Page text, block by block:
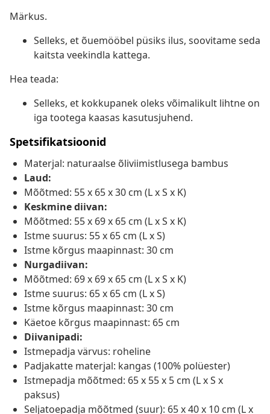
Märkus.
Selleks, et õuemööbel püsiks ilus, soovitame seda
kaitsta veekindla kattega.
Hea teada:
Selleks, et kokkupanek oleks võimalikult lihtne on
iga tootega kaasas kasutusjuhend.
Spetsifikatsioonid
Materjal: naturaalse õliviimistlusega bambus
Laud:
Mõõtmed: 55 x 65 x 30 cm (L x S x K)
Keskmine diivan:
Mõõtmed: 55 x 69 x 65 cm (L x S x K)
Istme suurus: 55 x 65 cm (L x S)
Istme kõrgus maapinnast: 30 cm
Nurgadiivan:
Mõõtmed: 69 x 69 x 65 cm (L x S x K)
Istme suurus: 65 x 65 cm (L x S)
Istme kõrgus maapinnast: 30 cm
Käetoe kõrgus maapinnast: 65 cm
Diivanipadi:
Istmepadja värvus: roheline
Padjakatte materjal: kangas (100% polüester)
Istmepadja mõõtmed: 65 x 55 x 5 cm (L x S x
paksus)
Seljatoepadja mõõtmed (suur): 65 x 40 x 10 cm (L x